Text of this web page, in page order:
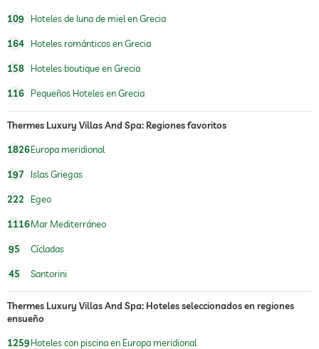
masajes para el bienestar
masaje corporal
masaje de reflexología podal
asesoría de belleza
tratamientos
109 Hoteles de luna de miel en Grecia
164 Hoteles románticos en Grecia
158 Hoteles boutique en Grecia
116 Pequeños Hoteles en Grecia
Thermes Luxury Villas And Spa: Regiones favoritos
1826Europa meridional
197 Islas Griegas
222 Egeo
1116Mar Mediterráneo
95 Cícladas
45 Santorini
Thermes Luxury Villas And Spa: Hoteles seleccionados en regiones
ensueño
1259Hoteles con piscina en Europa meridional